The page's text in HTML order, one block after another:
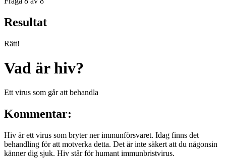
Resultat
Rätt!
Vad är hiv?
Ett virus som går att behandla
Kommentar:
Hiv är ett virus som bryter ner immunförsvaret. Idag finns det
behandling för att motverka detta. Det är inte säkert att du någonsin
känner dig sjuk. Hiv står för humant immunbristvirus.